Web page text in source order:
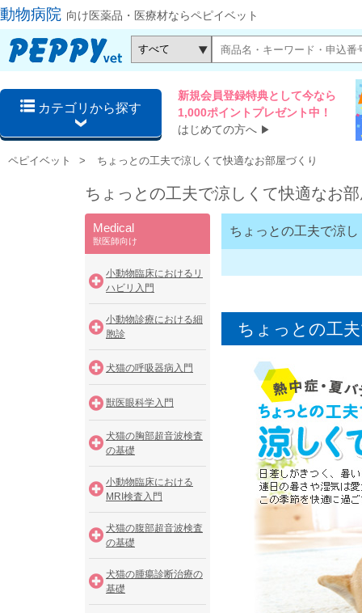
動物病院 向け医薬品・医療材ならペピイベット
カテゴリから探す
新規会員登録特典として今なら
1,000ポイントプレゼント中！
はじめての方へ ▶
ペピイベット ちょっとの工夫で涼しくて快適なお部屋づくり
ちょっとの工夫で涼しくて快適なお
Medical
獣医師向け
小動物臨床におけるリ
ハビリ入門
小動物診療における細
胞診
犬猫の呼吸器病入門
獣医眼科学入門
犬猫の胸部超音波検査
の基礎
小動物臨床における
MRI検査入門
犬猫の腹部超音波検査
の基礎
犬猫の腫瘍診断治療の
基礎
ちょっとの工夫で涼
ちょっとの工